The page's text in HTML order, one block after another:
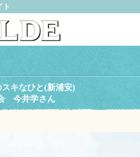
ト
キなひと(新浦安)
今井学さん